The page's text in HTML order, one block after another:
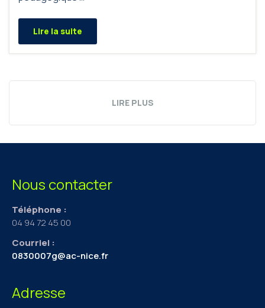
Lire la suite
LIRE PLUS
Nous contacter
Téléphone :
04 94 72 45 00
Courriel :
0830007g@ac-nice.fr
Adresse